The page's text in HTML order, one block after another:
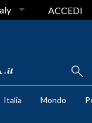
ACCEDI
Italia Mondo